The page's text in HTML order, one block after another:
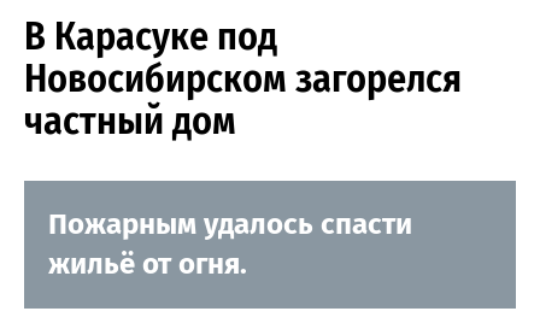
В Карасуке под
Новосибирском загорелся
частный дом
Пожарным удалось спасти
жильё от огня.